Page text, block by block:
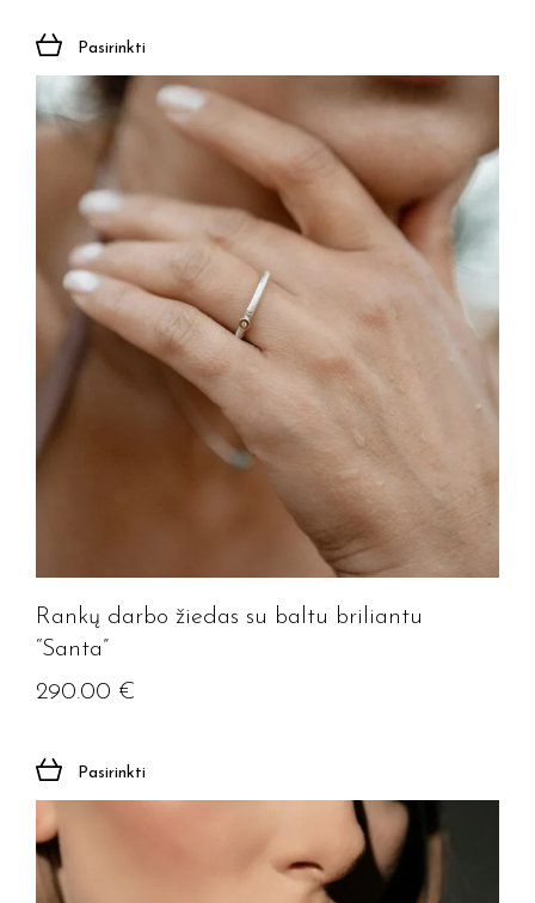
Pasirinkti
Rankų darbo žiedas su baltu briliantu
“Santa”
290.00 €
Pasirinkti